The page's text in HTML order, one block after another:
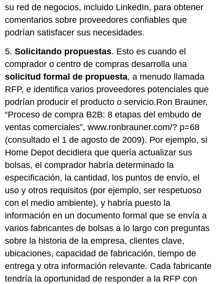
su red de negocios, incluido LinkedIn, para obtener
comentarios sobre proveedores confiables que
podrían satisfacer sus necesidades.
5.Solicitando propuestas. Esto es cuando el
comprador o centro de compras desarrolla una
solicitud formal de propuesta, a menudo llamada
RFP, e identifica varios proveedores potenciales que
podrían producir el producto o servicio.Ron Brauner,
“Proceso de compra B2B: 8 etapas del embudo de
ventas comerciales”,www.ronbrauner.com/? p=68
(consultado el 1 de agosto de 2009). Por ejemplo, si
Home Depot decidiera que quería actualizar sus
bolsas, el comprador habría determinado la
especificación, la cantidad, los puntos de envío, el
uso y otros requisitos (por ejemplo, ser respetuoso
con el medio ambiente), y habría puesto la
información en un documento formal que se envía a
varios fabricantes de bolsas a lo largo con preguntas
sobre la historia de la empresa, clientes clave,
ubicaciones, capacidad de fabricación, tiempo de
entrega y otra información relevante. Cada fabricante
tendría la oportunidad de responder a la RFP con